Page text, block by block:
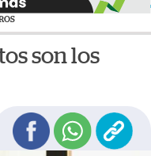
son los